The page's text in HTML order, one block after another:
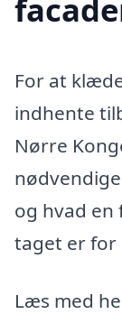
For at
indhente
Nørre
og hvad en
taget er for
Læs med